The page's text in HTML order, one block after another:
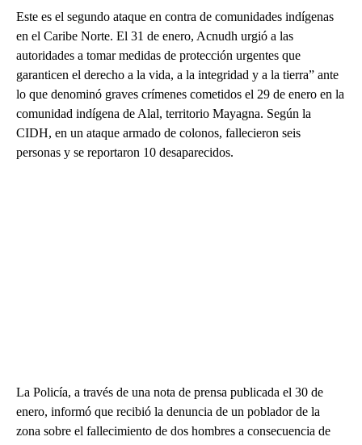
Este es el segundo ataque en contra de comunidades indígenas
en el Caribe Norte. El 31 de enero, Acnudh urgió a las
autoridades a tomar medidas de protección urgentes que
garanticen el derecho a la vida, a la integridad y a la tierra” ante
lo que denominó graves crímenes cometidos el 29 de enero en la
comunidad indígena de Alal, territorio Mayagna. Según la
CIDH, en un ataque armado de colonos, fallecieron seis
personas y se reportaron 10 desaparecidos.
La Policía, a través de una nota de prensa publicada el 30 de
enero, informó que recibió la denuncia de un poblador de la
zona sobre el fallecimiento de dos hombres a consecuencia de